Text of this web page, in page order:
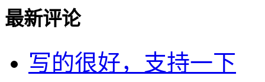
最新评论
写的很好，支持一下